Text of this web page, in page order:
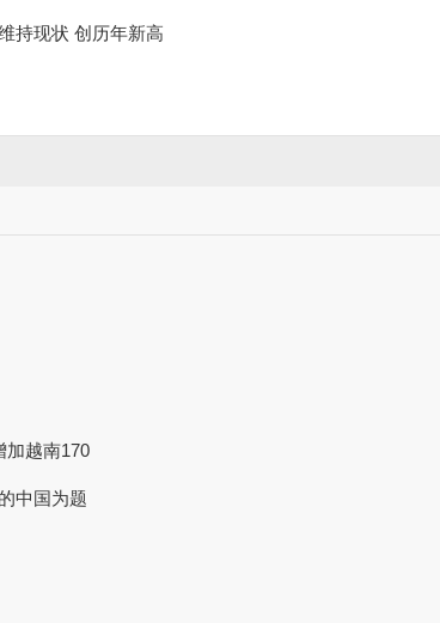
持现状 创历年新高
加越南170
中国为题